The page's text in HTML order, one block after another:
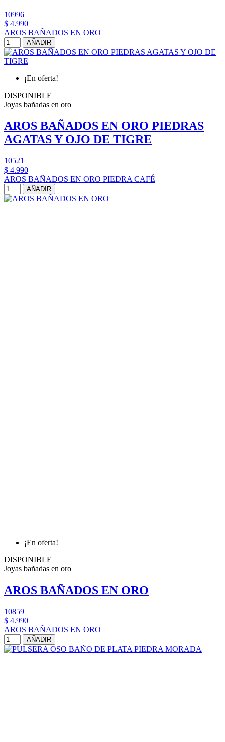
10996
$ 4.990
AROS BAÑADOS EN ORO
AÑADIR
¡En oferta!
DISPONIBLE
Joyas bañadas en oro
AROS BAÑADOS EN ORO PIEDRAS
AGATAS Y OJO DE TIGRE
10521
$ 4.990
AROS BAÑADOS EN ORO PIEDRA CAFÉ
AÑADIR
¡En oferta!
DISPONIBLE
Joyas bañadas en oro
AROS BAÑADOS EN ORO
10859
$ 4.990
AROS BAÑADOS EN ORO
AÑADIR